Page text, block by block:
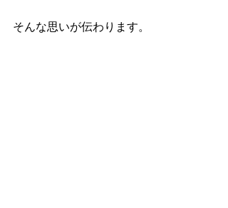
そんな思いが伝わります。